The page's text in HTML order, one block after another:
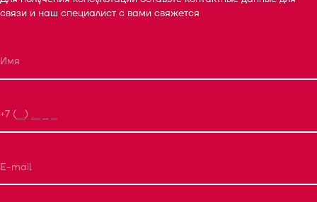
связи и наш специалист с вами свяжется